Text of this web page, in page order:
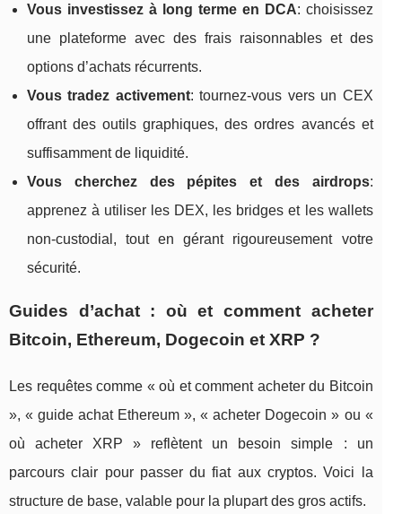
Vous investissez à long terme en DCA: choisissez
une plateforme avec des frais raisonnables et des
options d’achats récurrents.
Vous tradez activement: tournez‑vous vers un CEX
offrant des outils graphiques, des ordres avancés et
suffisamment de liquidité.
Vous cherchez des pépites et des airdrops:
apprenez à utiliser les DEX, les bridges et les wallets
non‑custodial, tout en gérant rigoureusement votre
sécurité.
Guides d’achat : où et comment acheter
Bitcoin, Ethereum, Dogecoin et XRP ?
Les requêtes comme « où et comment acheter du Bitcoin
», « guide achat Ethereum », « acheter Dogecoin » ou «
où acheter XRP » reflètent un besoin simple : un
parcours clair pour passer du fiat aux cryptos. Voici la
structure de base, valable pour la plupart des gros actifs.